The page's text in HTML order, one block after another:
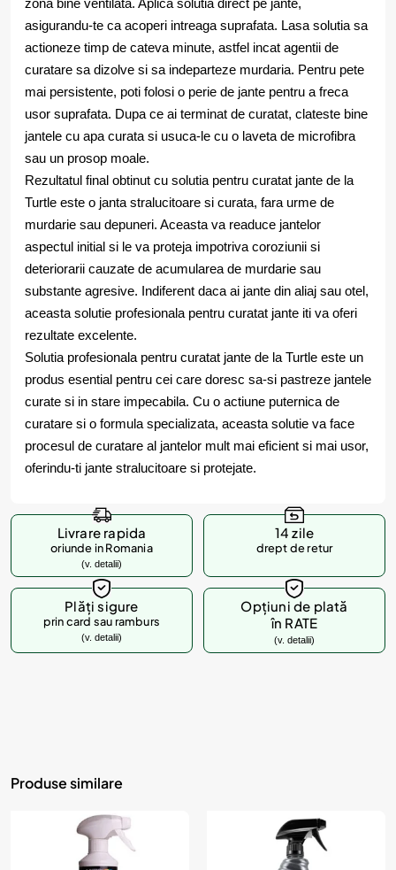
zona bine ventilata. Aplica solutia direct pe jante,
asigurandu-te ca acoperi intreaga suprafata. Lasa solutia sa
actioneze timp de cateva minute, astfel incat agentii de
curatare sa dizolve si sa indeparteze murdaria. Pentru pete
mai persistente, poti folosi o perie de jante pentru a freca
usor suprafata. Dupa ce ai terminat de curatat, clateste bine
jantele cu apa curata si usuca-le cu o laveta de microfibra
sau un prosop moale.
Rezultatul final obtinut cu solutia pentru curatat jante de la
Turtle este o janta stralucitoare si curata, fara urme de
murdarie sau depuneri. Aceasta va readuce jantelor
aspectul initial si le va proteja impotriva coroziunii si
deteriorarii cauzate de acumularea de murdarie sau
substante agresive. Indiferent daca ai jante din aliaj sau otel,
aceasta solutie profesionala pentru curatat jante iti va oferi
rezultate excelente.
Solutia profesionala pentru curatat jante de la Turtle este un
produs esential pentru cei care doresc sa-si pastreze jantele
curate si in stare impecabila. Cu o actiune puternica de
curatare si o formula specializata, aceasta solutie va face
procesul de curatare al jantelor mult mai eficient si mai usor,
oferindu-ti jante stralucitoare si protejate.
Livrare rapida
oriunde in Romania
(v. detalii)
14 zile
drept de retur
Plăți sigure
prin card sau ramburs
(v. detalii)
Opțiuni de plată
în RATE
(v. detalii)
Produse similare